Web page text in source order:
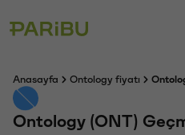
Anasayfa Ontology fiyatı
Ontology (ONT)